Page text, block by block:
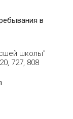
в
школы"
727, 808